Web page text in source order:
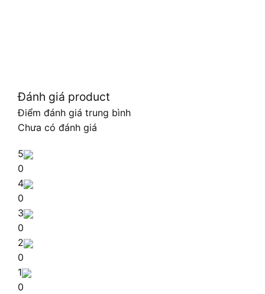
Đánh giá product
Điểm đánh giá trung bình
Chưa có đánh giá
5
0
4
0
3
0
2
0
1
0